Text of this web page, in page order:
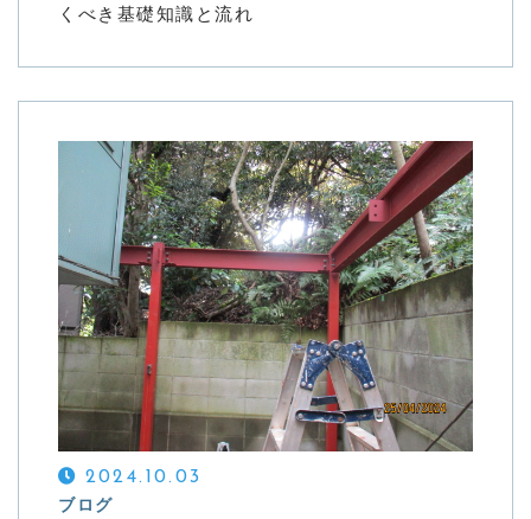
くべき基礎知識と流れ
2024.10.03
ブログ